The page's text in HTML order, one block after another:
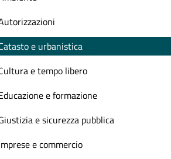
e urbanistica
e tempo libero
e formazione
e sicurezza pubblica
e commercio